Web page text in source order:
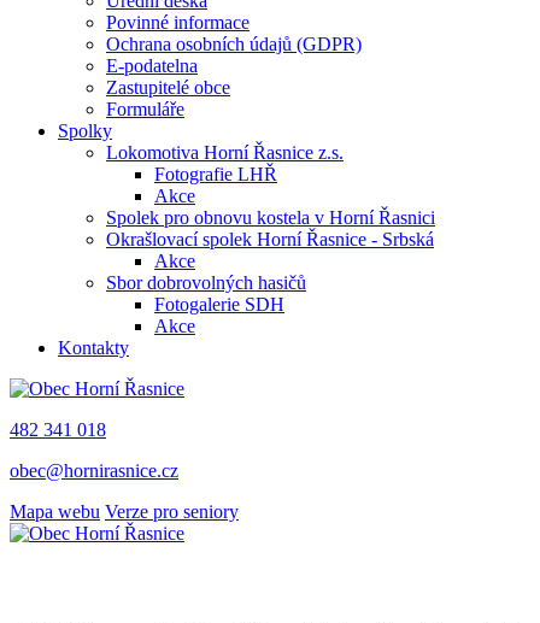
Povinné informace
Ochrana osobních údajů (GDPR)
E-podatelna
Zastupitelé obce
Formuláře
Spolky
Lokomotiva Horní Řasnice z.s.
Fotografie LHŘ
Akce
Spolek pro obnovu kostela v Horní Řasnici
Okrašlovací spolek Horní Řasnice - Srbská
Akce
Sbor dobrovolných hasičů
Fotogalerie SDH
Akce
Kontakty
482 341 018
obec@hornirasnice.cz
Mapa webu Verze pro seniory